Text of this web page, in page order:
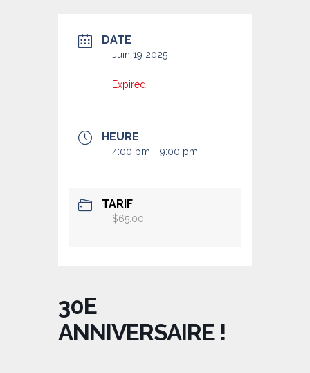
DATE
Juin 19 2025
Expired!
HEURE
4:00 pm - 9:00 pm
TARIF
$65.00
30E
ANNIVERSAIRE !